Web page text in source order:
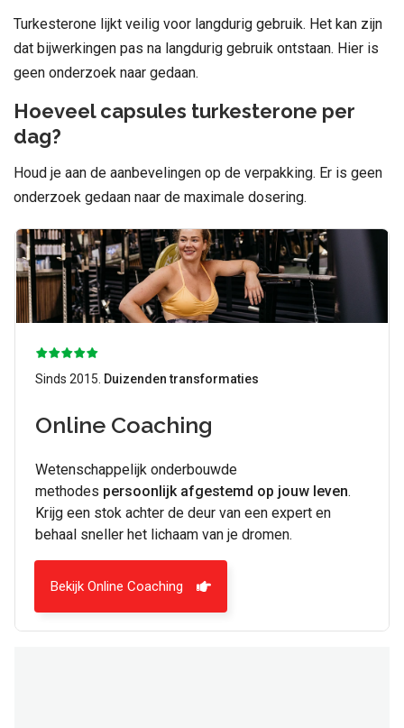
Turkesterone lijkt veilig voor langdurig gebruik. Het kan zijn
dat bijwerkingen pas na langdurig gebruik ontstaan. Hier is
geen onderzoek naar gedaan.
Hoeveel capsules turkesterone per
dag?
Houd je aan de aanbevelingen op de verpakking. Er is geen
onderzoek gedaan naar de maximale dosering.
Sinds 2015. Duizenden transformaties
Online Coaching
Wetenschappelijk onderbouwde
methodes persoonlijk afgestemd op jouw leven.
Krijg een stok achter de deur van een expert en
behaal sneller het lichaam van je dromen.
Bekijk Online Coaching